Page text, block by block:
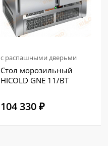
с распашными дверьми
Стол морозильный
HICOLD GNE 11/BT
104 330 ₽